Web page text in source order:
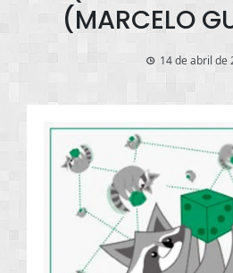
(MARCELO
14 de abril de